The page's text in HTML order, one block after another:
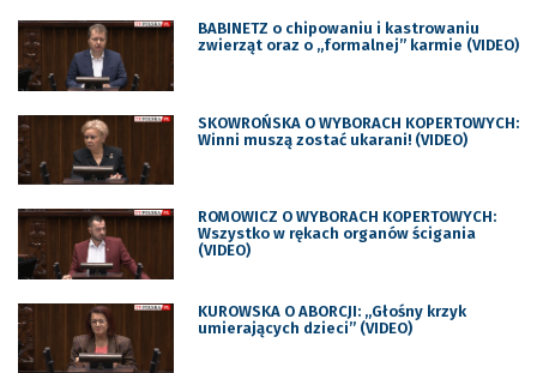
BABINETZ o chipowaniu i kastrowaniu
zwierząt oraz o „formalnej” karmie (VIDEO)
SKOWROŃSKA O WYBORACH KOPERTOWYCH:
Winni muszą zostać ukarani! (VIDEO)
ROMOWICZ O WYBORACH KOPERTOWYCH:
Wszystko w rękach organów ścigania
(VIDEO)
KUROWSKA O ABORCJI: „Głośny krzyk
umierających dzieci” (VIDEO)